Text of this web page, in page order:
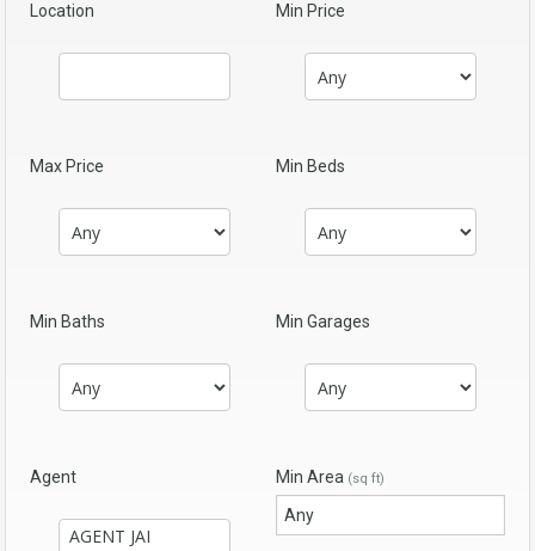
Location Min Price
Max Price Min Beds
Min Baths Min Garages
Agent Min Area (sq ft)